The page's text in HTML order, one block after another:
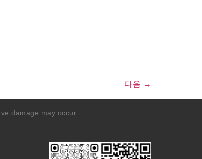
다음 →
damage may occur.